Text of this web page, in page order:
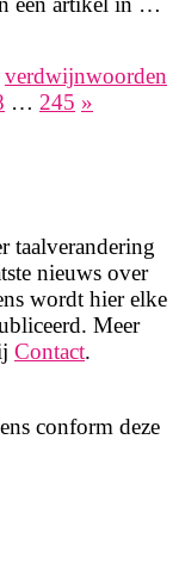
verdwijnwoorden
… 245 »
taalverandering
nieuws over
wordt hier elke
Meer
Contact.
conform deze